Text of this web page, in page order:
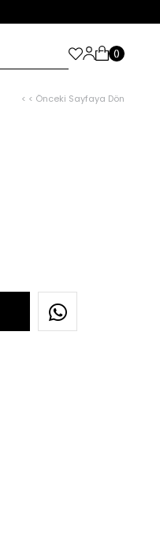
< < Önceki Sayfaya Dön